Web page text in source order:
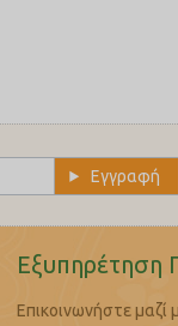
Εξυπηρέτηση
Επικοινωνήστε μαζί